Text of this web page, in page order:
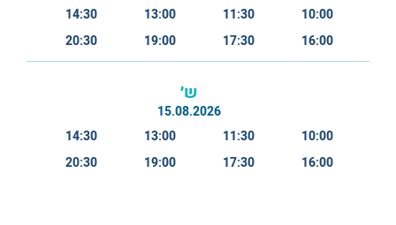
10:00
11:30
13:00
14:30
16:00
17:30
19:00
20:30
ש׳
15.08.2026
10:00
11:30
13:00
14:30
16:00
17:30
19:00
20:30